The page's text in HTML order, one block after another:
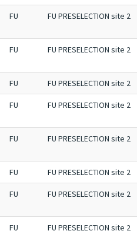
FU FU PRESELECTION site 2
FU FU PRESELECTION site 2
FU FU PRESELECTION site 2
FU FU PRESELECTION site 2
FU FU PRESELECTION site 2
FU FU PRESELECTION site 2
FU FU PRESELECTION site 2
FU FU PRESELECTION site 2